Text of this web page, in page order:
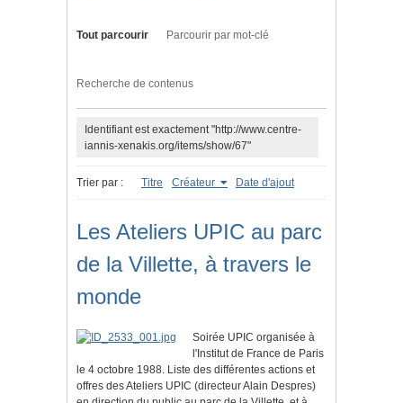
Tout parcourir Parcourir par mot-clé
Recherche de contenus
Identifiant est exactement "http://www.centre-
iannis-xenakis.org/items/show/67"
Trier par : Titre Créateur Date d'ajout
Les Ateliers UPIC au parc
de la Villette, à travers le
monde
Soirée UPIC organisée à
l'Institut de France de Paris
le 4 octobre 1988. Liste des différentes actions et
offres des Ateliers UPIC (directeur Alain Despres)